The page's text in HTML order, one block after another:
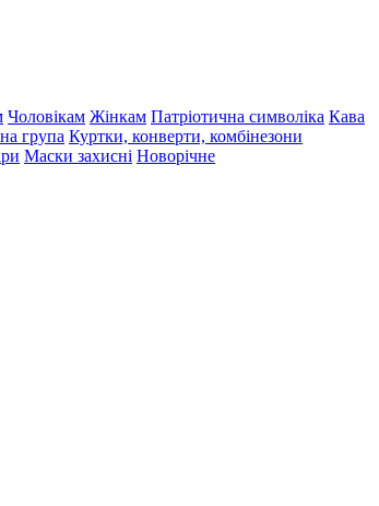
Чоловікам Жінкам Патріотична символіка Кава
група Куртки, конверти, комбінезони
Маски захисні Новорічне